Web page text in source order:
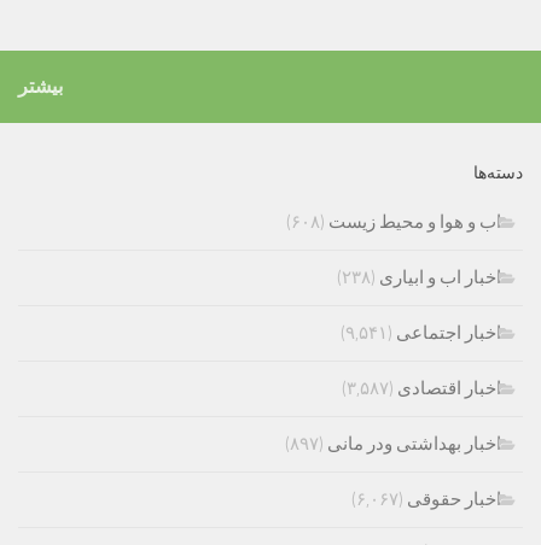
بیشتر
دسته‌ها
اب و هوا و محیط زیست (۶۰۸)
اخبار اب و ابیاری (۲۳۸)
اخبار اجتماعی (۹,۵۴۱)
اخبار اقتصادی (۳,۵۸۷)
اخبار بهداشتی ودر مانی (۸۹۷)
اخبار حقوقی (۶,۰۶۷)